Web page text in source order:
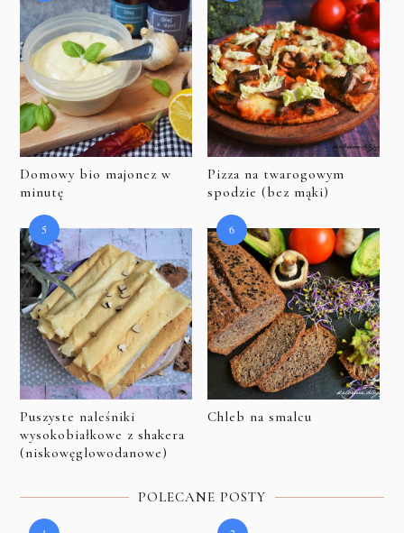
Domowy bio majonez w
minutę
Pizza na twarogowym
spodzie (bez mąki)
Puszyste naleśniki
wysokobiałkowe z shakera
(niskowęglowodanowe)
Chleb na smalcu
POLECANE POSTY